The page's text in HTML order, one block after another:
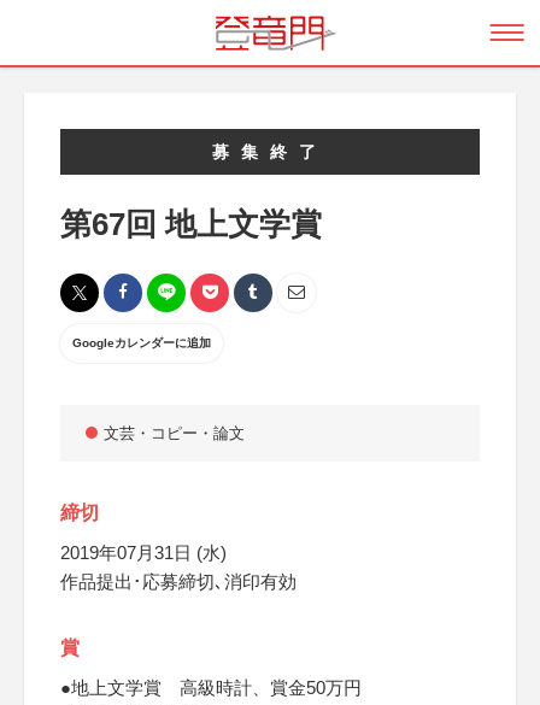
募集終了
第67回 地上文学賞
Googleカレンダーに追加
文芸・コピー・論文
締切
2019年07月31日 (水)
作品提出･応募締切､消印有効
賞
●地上文学賞 高級時計、賞金50万円